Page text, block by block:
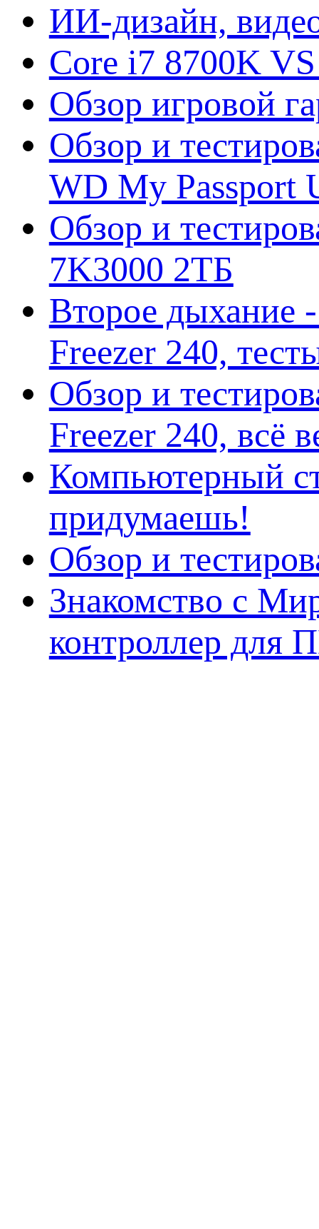
ИИ-дизайн,
Core i7 8700K
Обзор игровой
Обзор и
WD My Passport
Обзор и
7K3000 2ТБ
Второе дыхание
Freezer 240,
Обзор и
Freezer 240, всё
Компьютерный
придумаешь!
Обзор и
Знакомство с
контроллер для